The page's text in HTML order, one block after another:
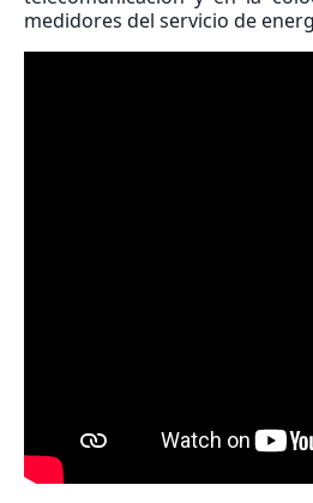
medidores del servicio de